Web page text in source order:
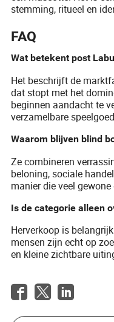
stemming, ritueel en
FAQ
Wat betekent post
Het beschrijft de
dat stopt met het
beginnen aandacht te
verzamelbare
Waarom blijven blind
Ze combineren
beloning, sociale
manier die veel
Is de categorie alleen
Herverkoop is
mensen zijn echt op
en kleine zichtbare